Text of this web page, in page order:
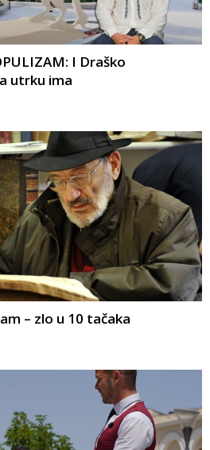
I Draško
utrku ima
– zlo u 10 tačaka